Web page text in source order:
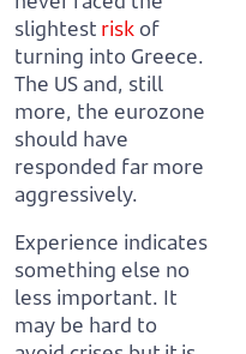
slightest riskof
turning into Greece.
The US and, still
more, the eurozone
should have
responded far more
aggressively.
Experience indicates
something else no
less important. It
may be hard to